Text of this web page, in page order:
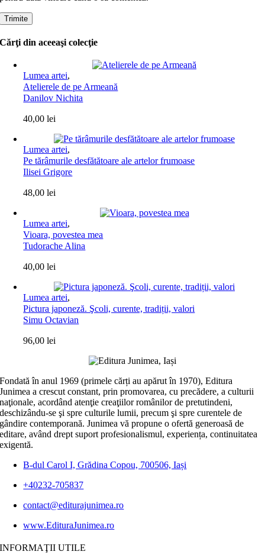
Cărţi din aceeaşi colecţie
Lumea artei,
Atelierele de pe Armeană
Danilov Nichita
40,00lei
Lumea artei,
Pe tărâmurile desfătătoare ale artelor frumoase
Ilisei Grigore
48,00lei
Lumea artei,
Vioara, povestea mea
Tudorache Alina
40,00lei
Lumea artei,
Pictura japoneză. Şcoli, curente, tradiții, valori
Simu Octavian
96,00lei
Fondată în anul 1969 (primele cărți au apărut în 1970), Editura
Junimea a crescut constant, prin promovarea, cu precădere, a culturii
naţionale, acordând atenţie creaţiilor românilor de pretutindeni,
deschizându-se şi spre culturile lumii, precum şi spre curentele de
gândire contemporană. Junimea vă propune o ofertă generoasă de
editare, având drept suport profesionalismul, experiența, continuitatea
exigentă.
B-dul Carol I, Grădina Copou, 700506, Iași
+40232-705837
contact@editurajunimea.ro
www.EdituraJunimea.ro
INFORMAŢII UTILE